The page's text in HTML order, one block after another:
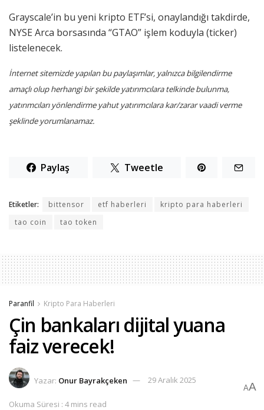
Grayscale’in bu yeni kripto ETF’si, onaylandığı takdirde,
NYSE Arca borsasında “GTAO” işlem koduyla (ticker)
listelenecek.
İnternet sitemizde yapılan bu paylaşımlar, yalnızca bilgilendirme
amaçlı olup herhangi bir şekilde yatırımcılara telkinde bulunma,
yatırımcıları yönlendirme yahut yatırımcılara kar/zarar vaadi verme
şeklinde yorumlanamaz.
Paylaş Tweetle
Etiketler: bittensor etf haberleri
kripto para haberleri
tao coin
tao token
Paranfil Kripto Para Haberleri
Çin bankaları dijital yuana
faiz verecek!
Yazar: Onur Bayrakçeken 29 Aralık 2025
Okuma Süresi : 4 mins read
AA